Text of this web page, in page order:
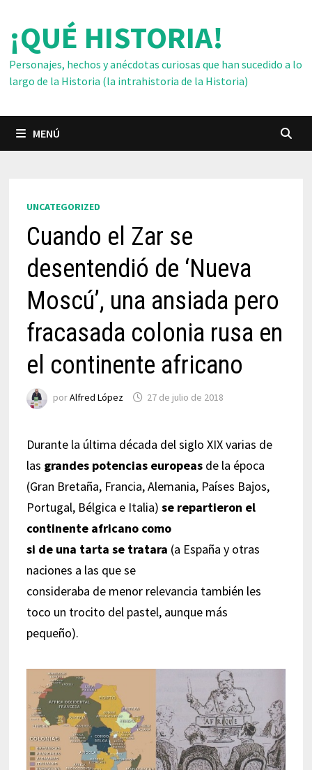
contenido
¡QUÉ HISTORIA!
Personajes, hechos y anécdotas curiosas que han sucedido a lo
largo de la Historia (la intrahistoria de la Historia)
MENÚ
UNCATEGORIZED
Cuando el Zar se
desentendió de ‘Nueva
Moscú’, una ansiada pero
fracasada colonia rusa en
el continente africano
porAlfred López 27 de julio de 2018
Durante la última década del siglo XIX varias de
las grandes potencias europeasde la época
(Gran Bretaña, Francia, Alemania, Países Bajos,
Portugal, Bélgica e Italia) se repartieron el
continente africano como
si de una tarta se tratara (a España y otras
naciones a las que se
consideraba de menor relevancia también les
toco un trocito del pastel, aunque más
pequeño).